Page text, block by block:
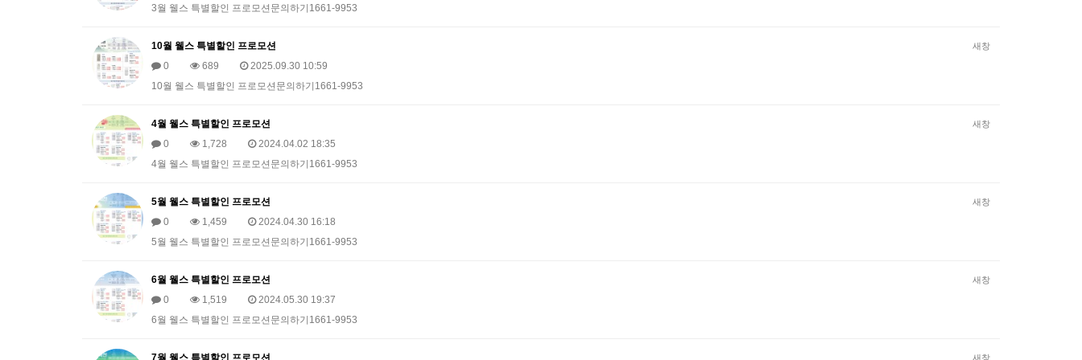
3월 웰스 특별할인 프로모션문의하기1661-9953
새창
10월 웰스 특별할인 프로모션
0
689
2025.09.30 10:59
10월 웰스 특별할인 프로모션문의하기1661-9953
새창
4월 웰스 특별할인 프로모션
0
1,728
2024.04.02 18:35
4월 웰스 특별할인 프로모션문의하기1661-9953
새창
5월 웰스 특별할인 프로모션
0
1,459
2024.04.30 16:18
5월 웰스 특별할인 프로모션문의하기1661-9953
새창
6월 웰스 특별할인 프로모션
0
1,519
2024.05.30 19:37
6월 웰스 특별할인 프로모션문의하기1661-9953
새창
7월 웰스 특별할인 프로모션